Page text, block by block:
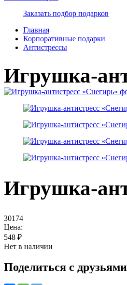
Заказать подбор подарков
Главная
Корпоративные подарки
Антистрессы
Игрушка-
Игрушка-
30174
Цена:
548 ₽
Нет в наличии
Поделиться с друзьями